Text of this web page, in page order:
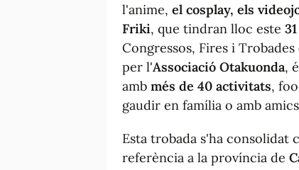
l'anime, el cosplay, els
Friki, que tindran lloc este
Congressos, Fires i
per l'Associació Otakuonda,
amb més de 40 activitats,
gaudir en família o amb
Esta trobada s'ha consolidat
referència a la província de